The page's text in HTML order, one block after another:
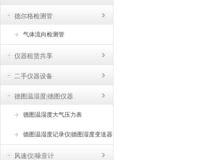
德尔格检测管
气体流向检测管
仪器租赁共享
二手仪器设备
德图温湿度|德图仪器
德图温湿度大气压力表
德图温湿度记录仪|德图湿度变送器
风速仪|噪音计